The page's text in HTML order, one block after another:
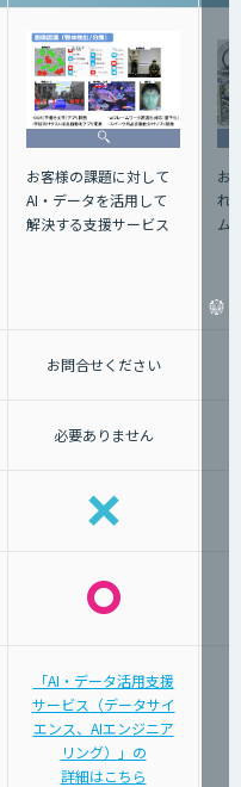
お客様の課題に対して
AI・データを活用して
解決する支援サービス
お
れ
ム
お問合せください
必要ありません
「AI・データ活用支援
サービス（データサイ
エンス、AIエンジニア
リング）」の
詳細はこちら